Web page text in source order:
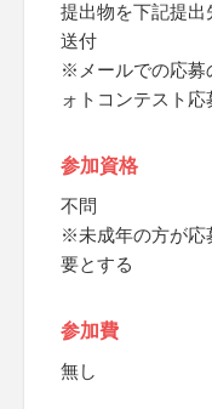
提出物を下記提出
送付
※メールでの応募
ォトコンテスト応
参加資格
不問
※未成年の方が応
要とする
参加費
無し